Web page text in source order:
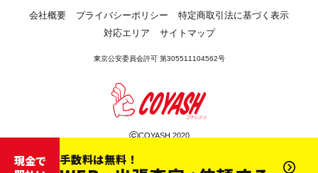
会社概要 プライバシーポリシー
特定商取引法に基づく表示
対応エリア
サイトマップ
東京公安委員会許可 第305511104562号
©COYASH 2020
現金で
手数料は無料！